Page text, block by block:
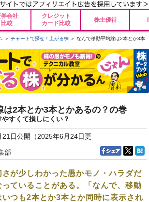
会社
比較
クレジット
カード比較
株主優待
＞ チャートで探せ！上がる株 ＞ なんで移動平均線は2本とか3本
は2本とか3本とかあるの？の巻
すくて損しにくい？
21日公開（2025年6月24日更
部
が少しわかった愚かモノ・ハラダだ
ていることがある。「なんで、移動
つも2本とか3本とか同時に表示され